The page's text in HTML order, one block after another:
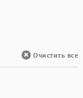
Очистить все